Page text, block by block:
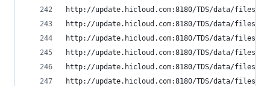
http://update.hicloud.com:8180/TDS/data/files/p9/
http://update.hicloud.com:8180/TDS/data/files/p9/
http://update.hicloud.com:8180/TDS/data/files/p9/
http://update.hicloud.com:8180/TDS/data/files/p9/
http://update.hicloud.com:8180/TDS/data/files/p9/
http://update.hicloud.com:8180/TDS/data/files/p9/